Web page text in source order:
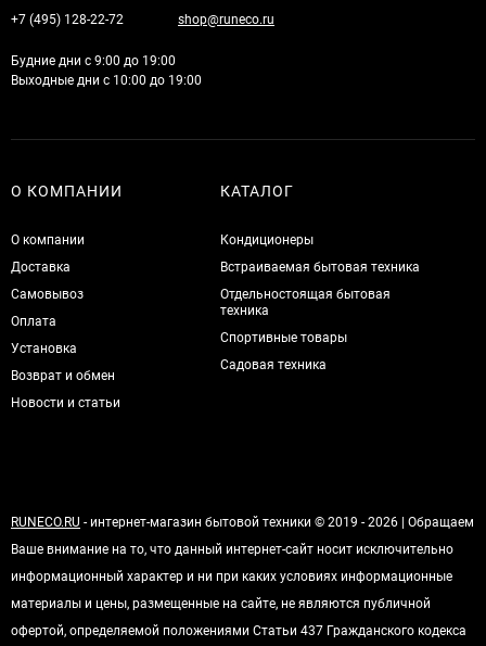
+7 (495) 128-22-72 shop@runeco.ru
Будние дни с 9:00 до 19:00
Выходные дни с 10:00 до 19:00
О КОМПАНИИ
О компании
Доставка
Самовывоз
Оплата
Установка
Возврат и обмен
Новости и статьи
КАТАЛОГ
Кондиционеры
Встраиваемая бытовая техника
Отдельностоящая бытовая
техника
Спортивные товары
Садовая техника
RUNECO.RU - интернет-магазин бытовой техники © 2019 - 2026 | Обращаем
Ваше внимание на то, что данный интернет-сайт носит исключительно
информационный характер и ни при каких условиях информационные
материалы и цены, размещенные на сайте, не являются публичной
офертой, определяемой положениями Статьи 437 Гражданского кодекса